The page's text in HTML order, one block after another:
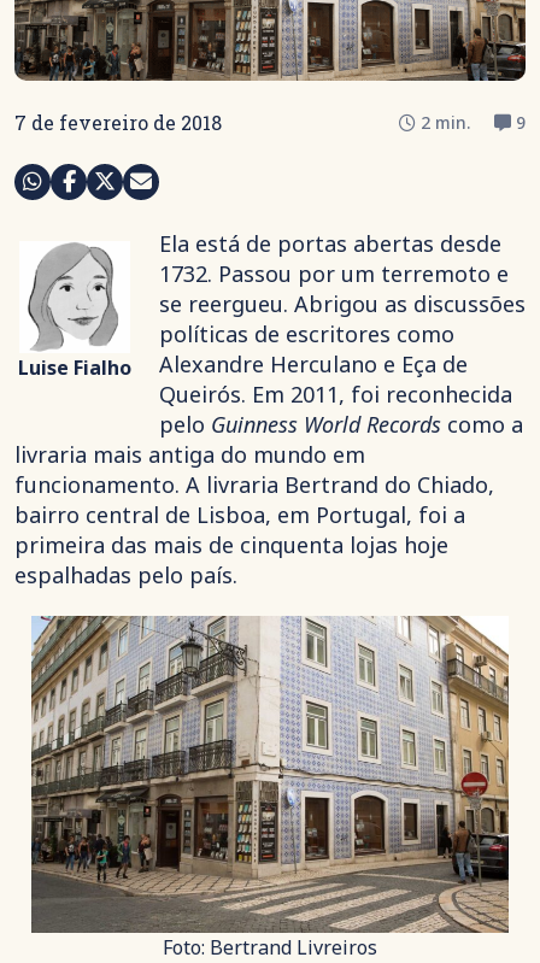
7 de fevereiro de 2018 2 min. 9
Luise Fialho
Ela está de portas abertas desde
1732. Passou por um terremoto e
se reergueu. Abrigou as discussões
políticas de escritores como
Alexandre Herculano e Eça de
Queirós. Em 2011, foi reconhecida
pelo Guinness World Records como a
livraria mais antiga do mundo em
funcionamento. A livraria Bertrand do Chiado,
bairro central de Lisboa, em Portugal, foi a
primeira das mais de cinquenta lojas hoje
espalhadas pelo país.
Foto: Bertrand Livreiros